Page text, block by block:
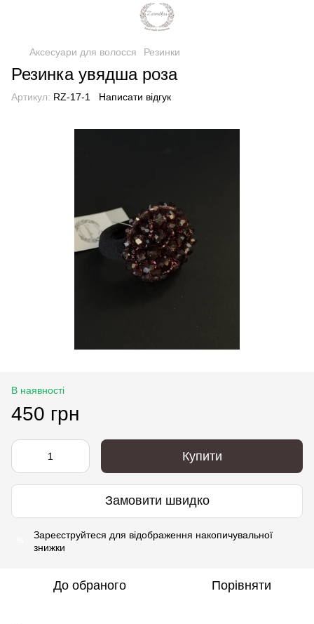
Аксесуари для волосся Резинки
Резинка увядша роза
Артикул: RZ-17-1 Написати відгук
В наявності
450 грн
Купити
Замовити швидко
Зареєструйтеся для відображення накопичувальної
знижки
До обраного Порівняти